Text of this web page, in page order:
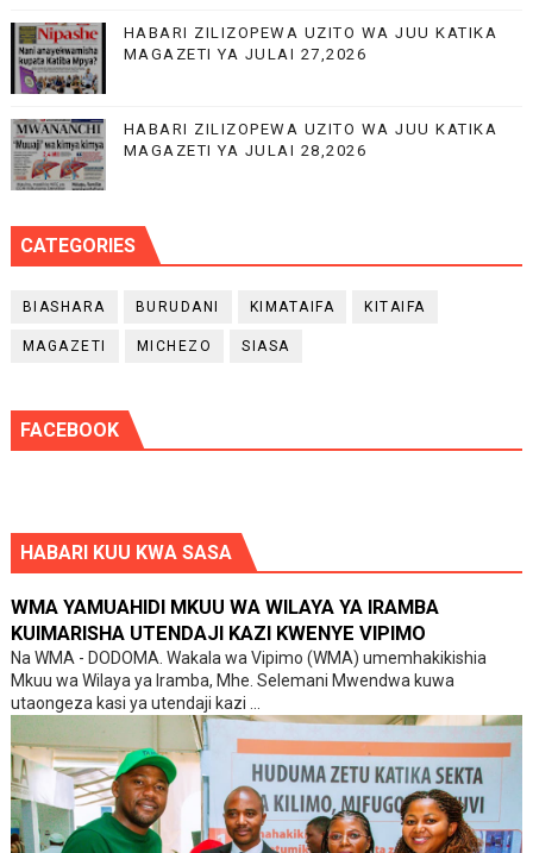
HABARI ZILIZOPEWA UZITO WA JUU KATIKA
MAGAZETI YA JULAI 27,2026
HABARI ZILIZOPEWA UZITO WA JUU KATIKA
MAGAZETI YA JULAI 28,2026
CATEGORIES
BIASHARA BURUDANI KIMATAIFA KITAIFA
MAGAZETI MICHEZO SIASA
FACEBOOK
HABARI KUU KWA SASA
WMA YAMUAHIDI MKUU WA WILAYA YA IRAMBA
KUIMARISHA UTENDAJI KAZI KWENYE VIPIMO
Na WMA - DODOMA. Wakala wa Vipimo (WMA) umemhakikishia
Mkuu wa Wilaya ya Iramba, Mhe. Selemani Mwendwa kuwa
utaongeza kasi ya utendaji kazi ...